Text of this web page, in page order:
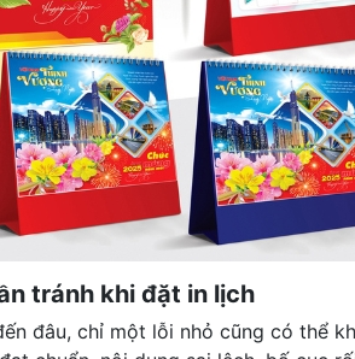
tránh khi đặt in lịch
đâu, chỉ một lỗi nhỏ cũng có thể